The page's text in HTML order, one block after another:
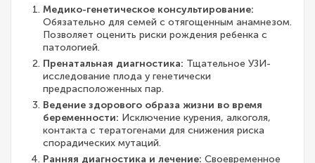
Медико-генетическое консультирование:
Обязательно для семей с отягощенным анамнезом.
Позволяет оценить риски рождения ребенка с
патологией.
Пренатальная диагностика: Тщательное УЗИ-
исследование плода у генетически
предрасположенных пар.
Ведение здорового образа жизни во время
беременности: Исключение курения, алкоголя,
контакта с тератогенами для снижения риска
спорадических мутаций.
Ранняя диагностика и лечение: Своевременное